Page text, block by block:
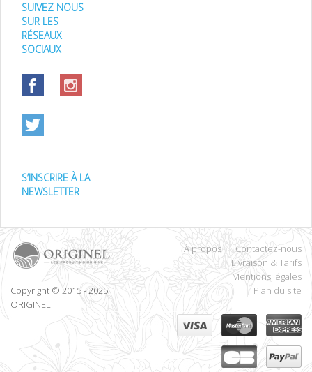
SUIVEZ NOUS
SUR LES
RÉSEAUX
SOCIAUX
S’INSCRIRE À LA
NEWSLETTER
Copyright © 2015 - 2025
ORIGINEL
À propos
Contactez-nous
Livraison & Tarifs
Mentions légales
Plan du site